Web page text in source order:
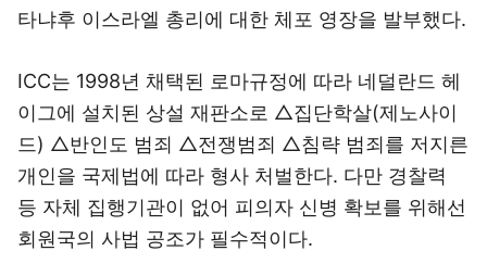
타냐후 이스라엘 총리에 대한 체포 영장을 발부했다.
ICC는 1998년 채택된 로마규정에 따라 네덜란드 헤
이그에 설치된 상설 재판소로 △집단학살(제노사이
드) △반인도 범죄 △전쟁범죄 △침략 범죄를 저지른
개인을 국제법에 따라 형사 처벌한다. 다만 경찰력
등 자체 집행기관이 없어 피의자 신병 확보를 위해선
회원국의 사법 공조가 필수적이다.